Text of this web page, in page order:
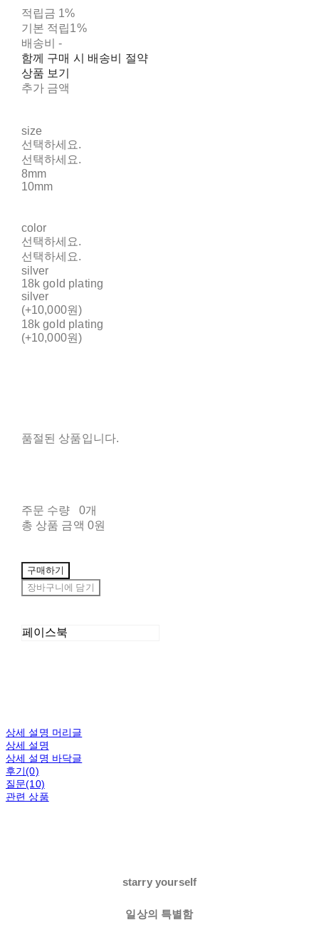
적립금 1%
기본 적립1%
배송비-
함께 구매 시 배송비 절약
상품 보기
추가 금액
size
선택하세요.
선택하세요.
8mm
10mm
color
선택하세요.
선택하세요.
silver
18k gold plating
silver
(+10,000원)
18k gold plating
(+10,000원)
품절된 상품입니다.
주문 수량
0개
총 상품 금액 0원
구매하기
장바구니에 담기
페이스북
상세 설명 머리글
상세 설명
상세 설명 바닥글
후기(0)
질문(10)
관련 상품
starry yourself
일상의 특별함